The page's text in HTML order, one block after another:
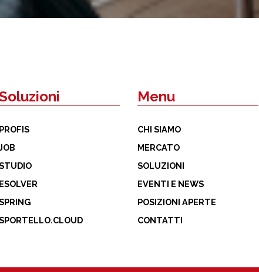
PROFIS
ESOLVER
Menu
CHI SIAMO
MERCATO
SOLUZIONI
EVENTI E NEWS
POSIZIONI APERTE
CONTATTI